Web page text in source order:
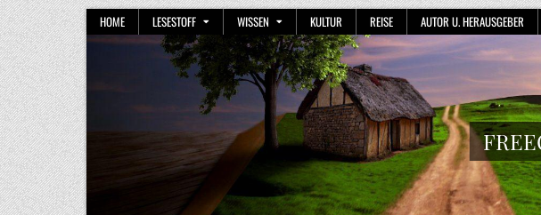
Skip
to
content
HOME LESESTOFF WISSEN KULTUR REISE AUTOR U. HERAUSGEBER